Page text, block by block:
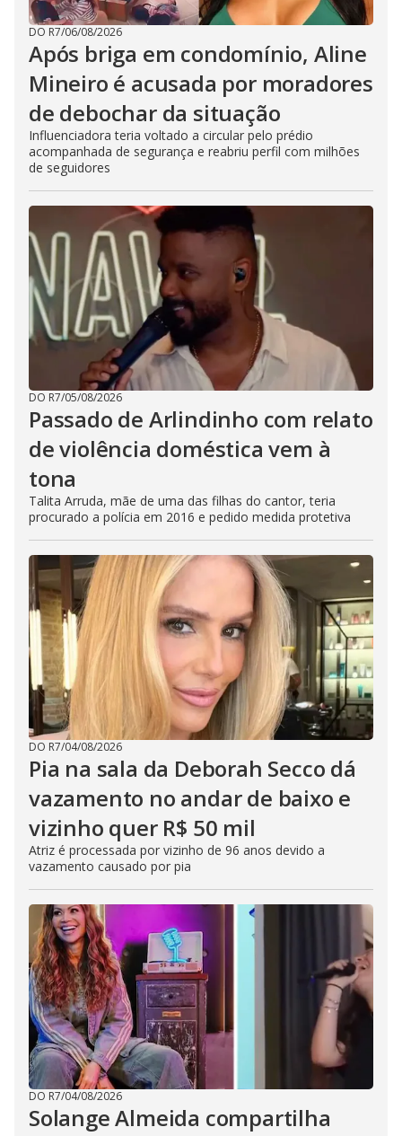
DO R7/06/08/2026
Após briga em condomínio, Aline
Mineiro é acusada por moradores
de debochar da situação
Influenciadora teria voltado a circular pelo prédio
acompanhada de segurança e reabriu perfil com milhões
de seguidores
DO R7/05/08/2026
Passado de Arlindinho com relato
de violência doméstica vem à
tona
Talita Arruda, mãe de uma das filhas do cantor, teria
procurado a polícia em 2016 e pedido medida protetiva
DO R7/04/08/2026
Pia na sala da Deborah Secco dá
vazamento no andar de baixo e
vizinho quer R$ 50 mil
Atriz é processada por vizinho de 96 anos devido a
vazamento causado por pia
DO R7/04/08/2026
Solange Almeida compartilha